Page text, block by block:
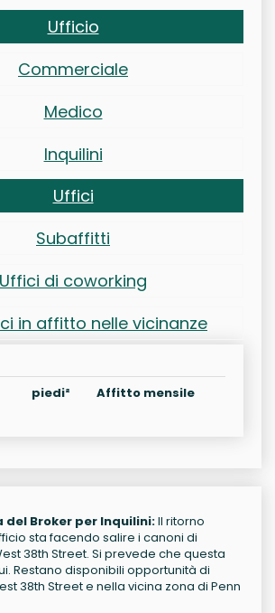
Ufficio
Commerciale
Medico
Inquilini
Uffici
Subaffitti
Uffici di coworking
in affitto nelle vicinanze
piedi² Affitto mensile
del Broker per Inquilini:Il ritorno
sta facendo salire i canoni di
38th Street. Si prevede che questa
Restano disponibili opportunità di
38th Street e nella vicina zona di Penn